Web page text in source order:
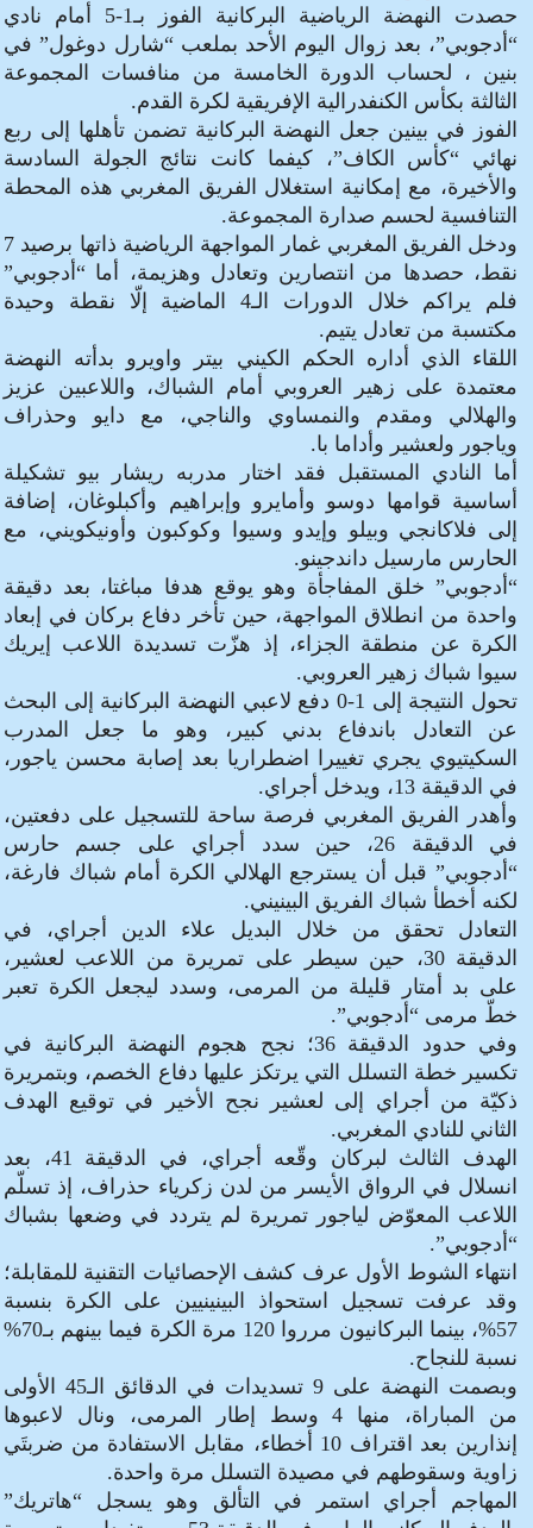
حصدت النهضة الرياضية البركانية الفوز بـ1-5 أمام نادي
“أدجوبي”، بعد زوال اليوم الأحد بملعب “شارل دوغول” في
بنين ، لحساب الدورة الخامسة من منافسات المجموعة
الثالثة بكأس الكنفدرالية الإفريقية لكرة القدم.
الفوز في بينين جعل النهضة البركانية تضمن تأهلها إلى ربع
نهائي “كأس الكاف”، كيفما كانت نتائج الجولة السادسة
والأخيرة، مع إمكانية استغلال الفريق المغربي هذه المحطة
التنافسية لحسم صدارة المجموعة.
ودخل الفريق المغربي غمار المواجهة الرياضية ذاتها برصيد 7
نقط، حصدها من انتصارين وتعادل وهزيمة، أما “أدجوبي”
فلم يراكم خلال الدورات الـ4 الماضية إلّا نقطة وحيدة
مكتسبة من تعادل يتيم.
اللقاء الذي أداره الحكم الكيني بيتر واويرو بدأته النهضة
معتمدة على زهير العروبي أمام الشباك، واللاعبين عزيز
والهلالي ومقدم والنمساوي والناجي، مع دايو وحذراف
وياجور ولعشير وأداما با.
أما النادي المستقبل فقد اختار مدربه ريشار بيو تشكيلة
أساسية قوامها دوسو وأمايرو وإبراهيم وأكبلوغان، إضافة
إلى فلاكانجي وبيلو وإيدو وسيوا وكوكبون وأونيكويني، مع
الحارس مارسيل داندجينو.
“أدجوبي” خلق المفاجأة وهو يوقع هدفا مباغتا، بعد دقيقة
واحدة من انطلاق المواجهة، حين تأخر دفاع بركان في إبعاد
الكرة عن منطقة الجزاء، إذ هزّت تسديدة اللاعب إيريك
سيوا شباك زهير العروبي.
تحول النتيجة إلى 1-0 دفع لاعبي النهضة البركانية إلى البحث
عن التعادل باندفاع بدني كبير، وهو ما جعل المدرب
السكيتيوي يجري تغييرا اضطراريا بعد إصابة محسن ياجور،
في الدقيقة 13، ويدخل أجراي.
وأهدر الفريق المغربي فرصة ساحة للتسجيل على دفعتين،
في الدقيقة 26، حين سدد أجراي على جسم حارس
“أدجوبي” قبل أن يسترجع الهلالي الكرة أمام شباك فارغة،
لكنه أخطأ شباك الفريق البينيني.
التعادل تحقق من خلال البديل علاء الدين أجراي، في
الدقيقة 30، حين سيطر على تمريرة من اللاعب لعشير،
على بد أمتار قليلة من المرمى، وسدد ليجعل الكرة تعبر
خطّ مرمى “أدجوبي”.
وفي حدود الدقيقة 36؛ نجح هجوم النهضة البركانية في
تكسير خطة التسلل التي يرتكز عليها دفاع الخصم، وبتمريرة
ذكيّة من أجراي إلى لعشير نجح الأخير في توقيع الهدف
الثاني للنادي المغربي.
الهدف الثالث لبركان وقّعه أجراي، في الدقيقة 41، بعد
انسلال في الرواق الأيسر من لدن زكرياء حذراف، إذ تسلّم
اللاعب المعوّض لياجور تمريرة لم يتردد في وضعها بشباك
“أدجوبي”.
انتهاء الشوط الأول عرف كشف الإحصائيات التقنية للمقابلة؛
وقد عرفت تسجيل استحواذ البينينيين على الكرة بنسبة
57%، بينما البركانيون مرروا 120 مرة الكرة فيما بينهم بـ70%
نسبة للنجاح.
وبصمت النهضة على 9 تسديدات في الدقائق الـ45 الأولى
من المباراة، منها 4 وسط إطار المرمى، ونال لاعبوها
إنذارين بعد اقتراف 10 أخطاء، مقابل الاستفادة من ضربتَي
زاوية وسقوطهم في مصيدة التسلل مرة واحدة.
المهاجم أجراي استمر في التألق وهو يسجل “هاتريك”